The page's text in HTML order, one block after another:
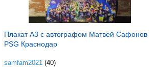
Плакат А3 с автографом Матвей Сафонов
PSG Краснодар
samfam2021 (40)